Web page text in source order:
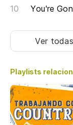
You're
Ver
Playlists